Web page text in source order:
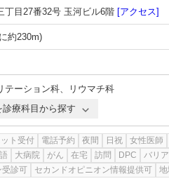
丁目27番32号 玉河ビル6階 [アクセス]
約230m)
テーション科、
リウマチ科
療科目から探す
ト受付 電話予約 夜間 日祝 女性医師
大病院 がん 在宅 訪問 DPC バリ
受診可
セカンドオピニオン情報提供可 地